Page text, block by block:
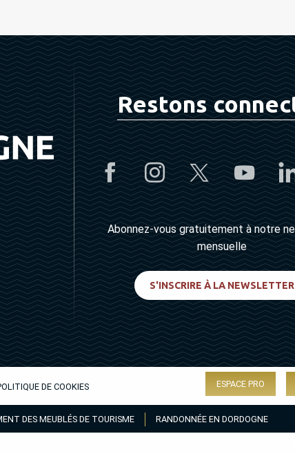
DES MEUBLÉS DE TOURISME RANDONNÉE EN DORDOGNE
Restons
Abonnez-vous gratuitement à notre
mensuelle
S'INSCRIRE À LA NEWSLETTER
DE COOKIES ESPACE PRO